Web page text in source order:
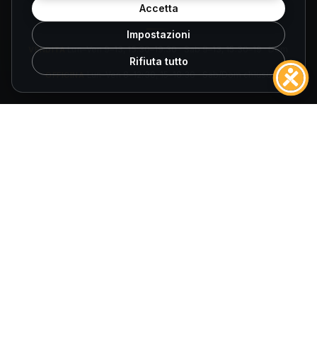
VENDITALun–Ven 9–13, 15:30–19:30 · Sab 9–13, 15:30–19 · Dom
chiuso
OFFICINALun–Ven 8–12:30, 15–18:30 · Sab/Dom chiuso
Rifiuta tutto
Impostazioni
Accetta